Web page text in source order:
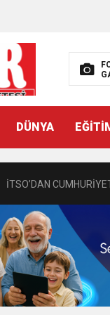
DÜNYA
İTSO’DAN
İNCE’NİN CHP’DE
IŞIL Eczanesi Görkemli